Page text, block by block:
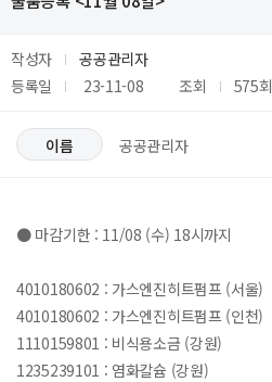
작성자
공공관리자
등록일
23-11-08 조회 575회
이름 공공관리자
● 마감기한 : 11/08 (수) 18시까지
4010180602 : 가스엔진히트펌프 (서울)
4010180602 : 가스엔진히트펌프 (인천)
1110159801 : 비식용소금 (강원)
1235239101 : 염화칼슘 (강원)